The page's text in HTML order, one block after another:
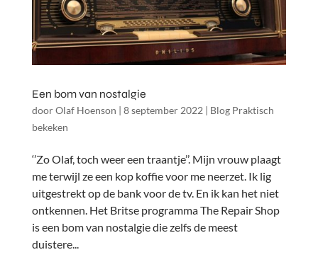
Een bom van nostalgie
doorOlaf Hoenson | 8 september 2022 | Blog Praktisch
bekeken
‘’Zo Olaf, toch weer een traantje’’. Mijn vrouw plaagt
me terwijl ze een kop koffie voor me neerzet. Ik lig
uitgestrekt op de bank voor de tv. En ik kan het niet
ontkennen. Het Britse programma The Repair Shop
is een bom van nostalgie die zelfs de meest
duistere...